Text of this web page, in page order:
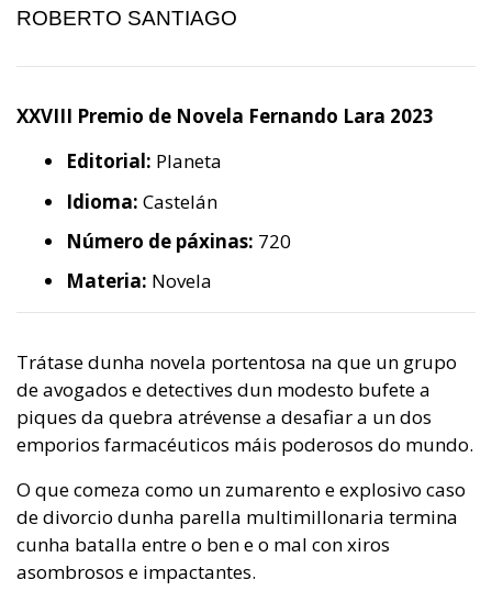
ROBERTO SANTIAGO
XXVIII Premio de Novela Fernando Lara 2023
Editorial: Planeta
Idioma: Castelán
Número de páxinas: 720
Materia: Novela
Trátase dunha novela portentosa na que un grupo
de avogados e detectives dun modesto bufete a
piques da quebra atrévense a desafiar a un dos
emporios farmacéuticos máis poderosos do mundo.
O que comeza como un zumarento e explosivo caso
de divorcio dunha parella multimillonaria termina
cunha batalla entre o ben e o mal con xiros
asombrosos e impactantes.